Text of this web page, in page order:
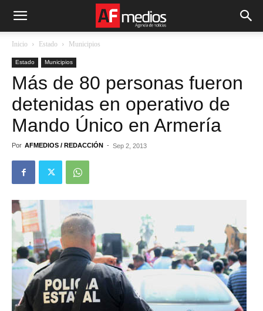
Inicio Estado Municipios
Estado Municipios
Más de 80 personas fueron
detenidas en operativo de
Mando Único en Armería
Por AFMEDIOS / REDACCIÓN - Sep 2, 2013